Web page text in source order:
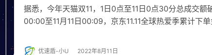
据悉，今年天猫双11，1日0点至11日0点30分总成交额
00:00至11月11日00:09，京东11.11全球热爱季累计下
优速盾-小U 2022年8月11日